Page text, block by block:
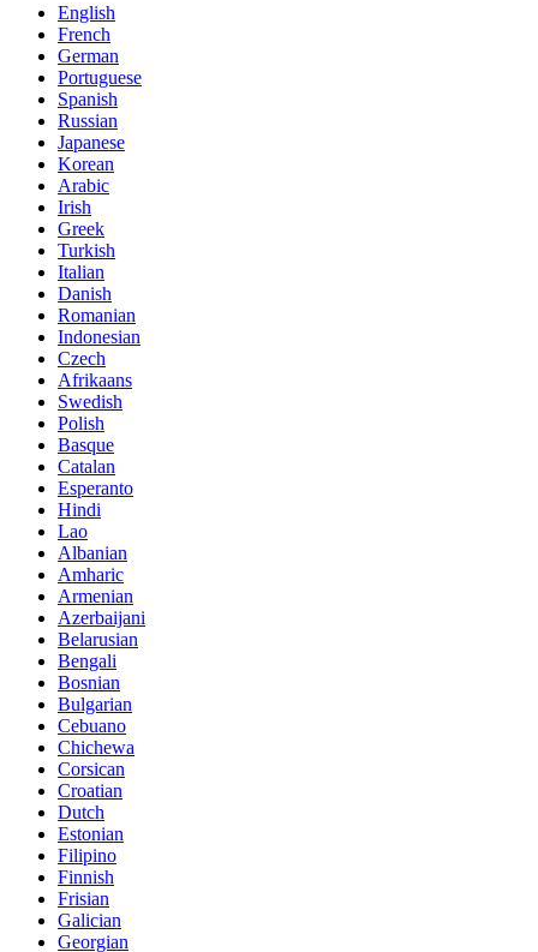
English
French
German
Portuguese
Spanish
Russian
Japanese
Korean
Arabic
Irish
Greek
Turkish
Italian
Danish
Romanian
Indonesian
Czech
Afrikaans
Swedish
Polish
Basque
Catalan
Esperanto
Hindi
Lao
Albanian
Amharic
Armenian
Azerbaijani
Belarusian
Bengali
Bosnian
Bulgarian
Cebuano
Chichewa
Corsican
Croatian
Dutch
Estonian
Filipino
Finnish
Frisian
Galician
Georgian